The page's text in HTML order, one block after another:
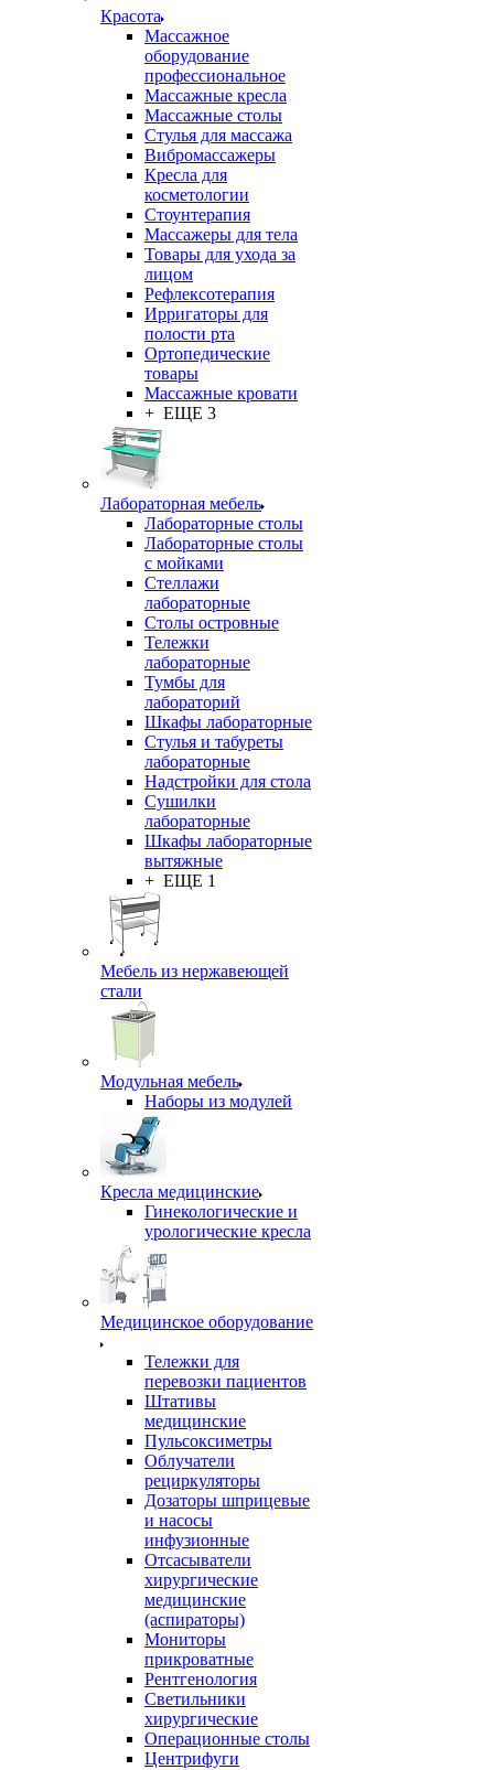
Красота
Массажное
оборудование
профессиональное
Массажные кресла
Массажные столы
Стулья для массажа
Вибромассажеры
Кресла для
косметологии
Стоунтерапия
Массажеры для тела
Товары для ухода за
лицом
Рефлексотерапия
Ирригаторы для
полости рта
Ортопедические
товары
Массажные кровати
+ ЕЩЕ 3
Лабораторная мебель
Лабораторные столы
Лабораторные столы
с мойками
Стеллажи
лабораторные
Столы островные
Тележки
лабораторные
Тумбы для
лабораторий
Шкафы лабораторные
Стулья и табуреты
лабораторные
Надстройки для стола
Сушилки
лабораторные
Шкафы лабораторные
вытяжные
+ ЕЩЕ 1
Мебель из нержавеющей
стали
Модульная мебель
Наборы из модулей
Кресла медицинские
Гинекологические и
урологические кресла
Медицинское оборудование
Тележки для
перевозки пациентов
Штативы
медицинские
Пульсоксиметры
Облучатели
рециркуляторы
Дозаторы шприцевые
и насосы
инфузионные
Отсасыватели
хирургические
медицинские
(аспираторы)
Мониторы
прикроватные
Рентгенология
Светильники
хирургические
Операционные столы
Центрифуги